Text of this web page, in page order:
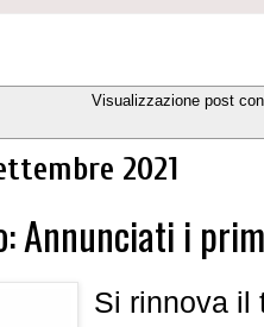
Visualizzazione post
2021
Annunciati i
Si rinnova il